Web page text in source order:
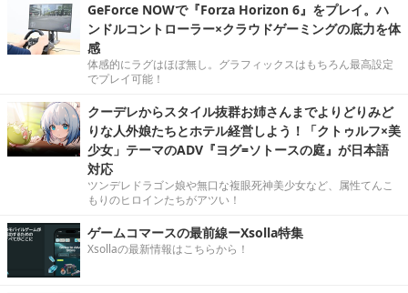
GeForce NOWで『Forza Horizon 6』をプレイ。ハ
ンドルコントローラー×クラウドゲーミングの底力を体
感
体感的にラグはほぼ無し。グラフィックスはもちろん最高設定
でプレイ可能！
クーデレからスタイル抜群お姉さんまでよりどりみど
りな人外娘たちとホテル経営しよう！「クトゥルフ×美
少女」テーマのADV『ヨグ=ソトースの庭』が日本語
対応
ツンデレドラゴン娘や無口な複眼死神美少女など、属性てんこ
もりのヒロインたちがアツい！
ゲームコマースの最前線ーXsolla特集
Xsollaの最新情報はこちらから！